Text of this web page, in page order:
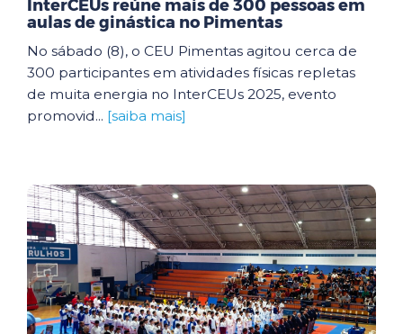
InterCEUs reúne mais de 300 pessoas em
aulas de ginástica no Pimentas
No sábado (8), o CEU Pimentas agitou cerca de
300 participantes em atividades físicas repletas
de muita energia no InterCEUs 2025, evento
promovid... [saiba mais]